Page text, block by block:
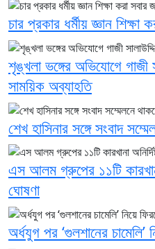
চার প্রকার ধর্মীয় জ্ঞান
শৃঙ্খলা ভঙ্গের অভিযোগে গাজী
সাময়িক অব্যাহতি
শেখ হাসিনার সঙ্গে সংবাদ
এস আলম গ্রুপের ১১টি
ঘোষণা
অর্ধযুগ পর ‘গুলশানের